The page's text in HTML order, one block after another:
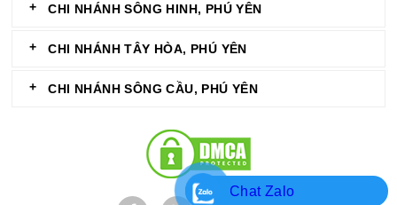
CHI NHÁNH SÔNG HINH, PHÚ YÊN
CHI NHÁNH TÂY HÒA, PHÚ YÊN
CHI NHÁNH SÔNG CẦU, PHÚ YÊN
Chat Zalo